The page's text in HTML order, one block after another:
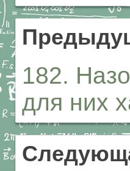
182.
для них